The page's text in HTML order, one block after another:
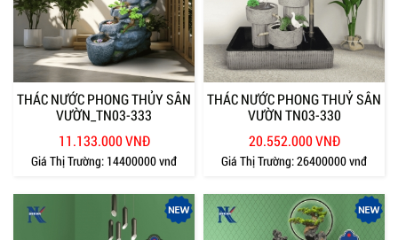
THÁC NƯỚC PHONG THỦY SÂN
VƯỜN_TN03-333
11.133.000 VNĐ
Giá Thị Trường: 14400000 vnđ
THÁC NƯỚC PHONG THUỶ SÂN
VƯỜN TN03-330
20.552.000 VNĐ
Giá Thị Trường:26400000 vnđ